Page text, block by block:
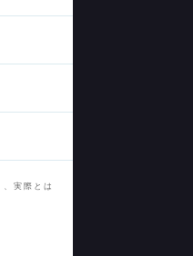
実際とは